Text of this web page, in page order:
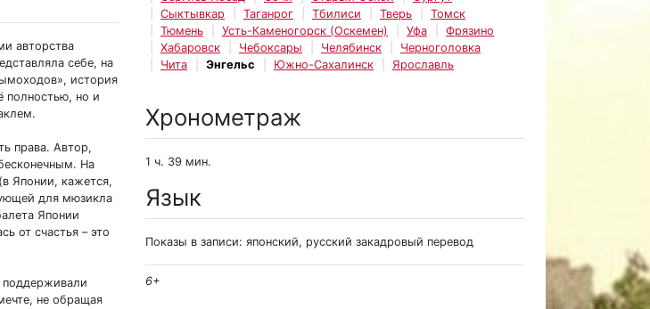
авторства
себе, на
история
полностью, но и
права. Автор,
На
Японии, кажется,
для мюзикла
Японии
от счастья – это
поддерживали
не обращая
Сыктывкар
Таганрог Тбилиси Тверь
Томск
Тюмень
Усть-Каменогорск (Оскемен) Уфа
Фрязино
Хабаровск
Чебоксары Челябинск
Черноголовка
Чита
Энгельс Южно-Сахалинск Ярославль
Хронометраж
1 ч. 39 мин.
Язык
Показы в записи: японский, русский закадровый перевод
6+